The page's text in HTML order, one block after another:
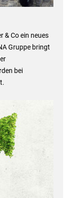
& Co ein neues
Gruppe bringt
bei